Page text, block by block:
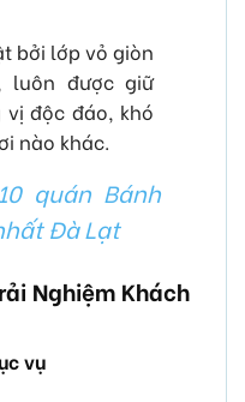
bởi lớp vỏ giòn
luôn được giữ
độc đáo, khó
nào khác.
quán Bánh
Đà Lạt
Nghiệm Khách
vụ